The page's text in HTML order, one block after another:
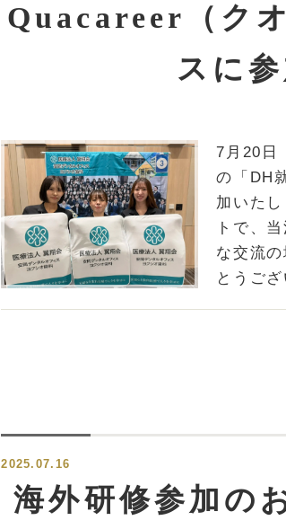
Quacareer（ク
スに
7月20日
の「DH
加いた
トで、
な交流
とうご
2025.07.16
海外研修参加の